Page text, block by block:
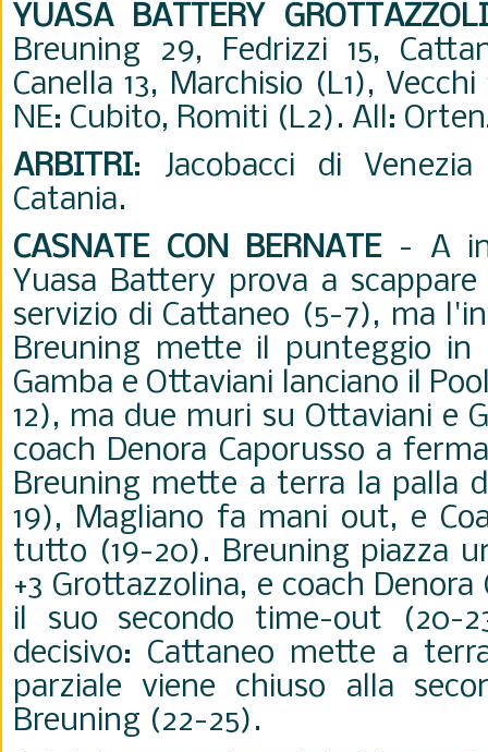
YUASA BATTERY
Breuning 29, Fedrizzi 15,
Canella 13, Marchisio (L1),
NE: Cubito, Romiti (L2). All:
ARBITRI: Jacobacci di
Catania.
CASNATE CON BERNATE- A
Yuasa Battery prova a
servizio di Cattaneo (5-7), ma
Breuning mette il punteggio
Gamba e Ottaviani lanciano il
12), ma due muri su Ottaviani e
coach Denora Caporusso a
Breuning mette a terra la palla
19), Magliano fa mani out, e
tutto (19-20). Breuning piazza
+3 Grottazzolina, e coach Denora
il suo secondo time-out (20-
decisivo: Cattaneo mette a
parziale viene chiuso alla
Breuning (22-25).